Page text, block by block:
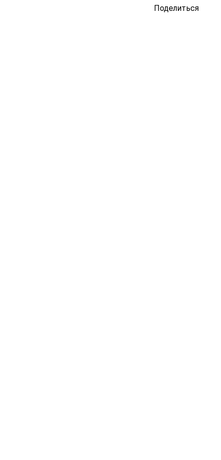
Поделиться